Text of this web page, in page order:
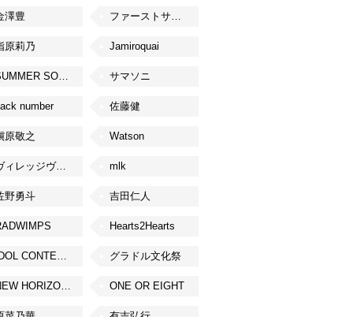
澤豊 ファーストサマーウイカ
原莉乃 Jamiroquai
SUMMER SONIC サマソニ
number 佐藤健
原敬之 Watson
ヴィレッジヴァンガード mlk
野勇斗 吉田仁人
Hearts2Hearts
IDOL CONTENT EXPO グラドル文化祭
NEW HORIZON FEST ONE OR EIGHT